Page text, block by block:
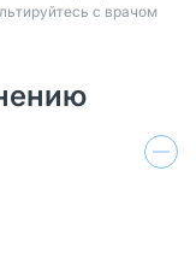
с врачом